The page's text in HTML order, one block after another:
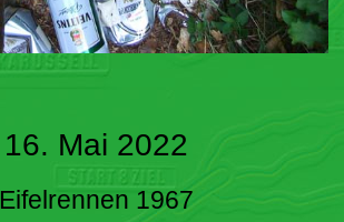
16. Mai 2022
Eifelrennen 1967